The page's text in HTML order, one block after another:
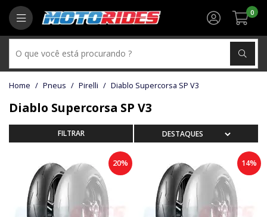
0
Pneus Pirelli Diablo Supercorsa SP V3
Diablo Supercorsa SP V3
20% 14%